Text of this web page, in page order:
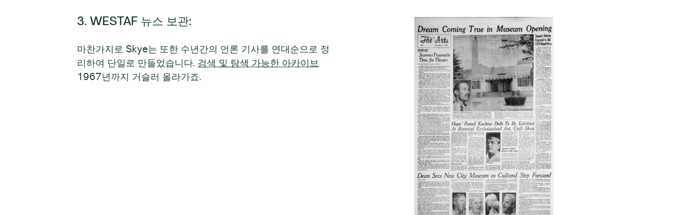
3. WESTAF 뉴스 보관:
마찬가지로 Skye는 또한 수년간의 언론 기사를 연대순으로 정
리하여 단일로 만들었습니다. 검색 및 탐색 가능한 아카이브
1967년까지 거슬러 올라가죠.